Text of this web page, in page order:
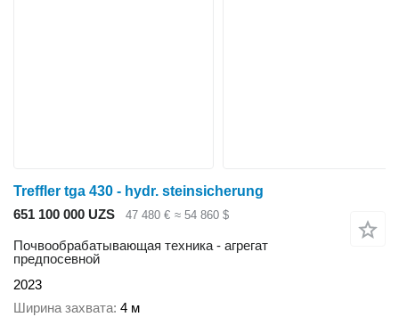
Treffler tga 430 - hydr. steinsicherung
651 100 000 UZS
47 480 € ≈ 54 860 $
Почвообрабатывающая техника - агрегат
предпосевной
2023
Ширина захвата 4 м